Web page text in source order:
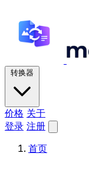
转换器
价格 关于
登录 注册
首页